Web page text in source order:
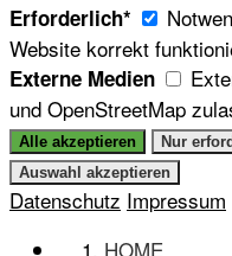
Erforderlich*
Website korrekt
Externe Medien
und OpenStreetMap
Datenschutz Impressum
HOME